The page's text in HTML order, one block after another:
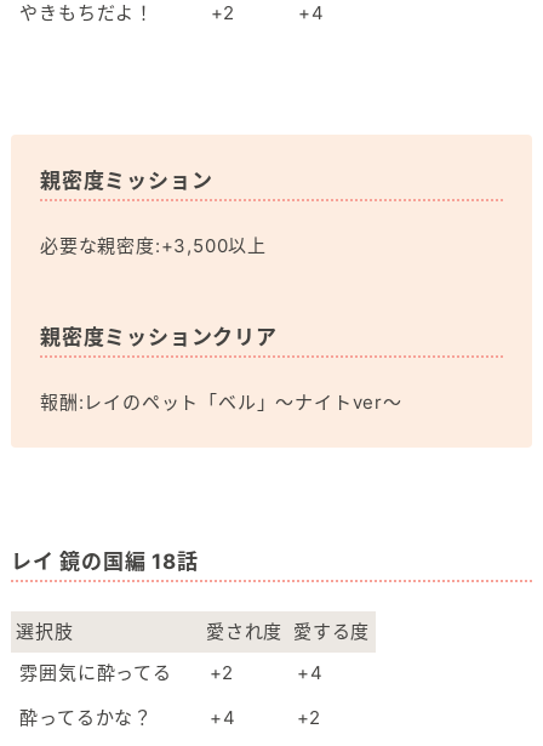
やきもちだよ！
+2 +4
親密度ミッション
必要な親密度:+3,500以上
親密度ミッションクリア
報酬:レイのペット「ベル」～ナイトver～
レイ 鏡の国編 18話
選択肢 愛され度 愛する度
雰囲気に酔ってる
+2
+4
酔ってるかな？
+4
+2